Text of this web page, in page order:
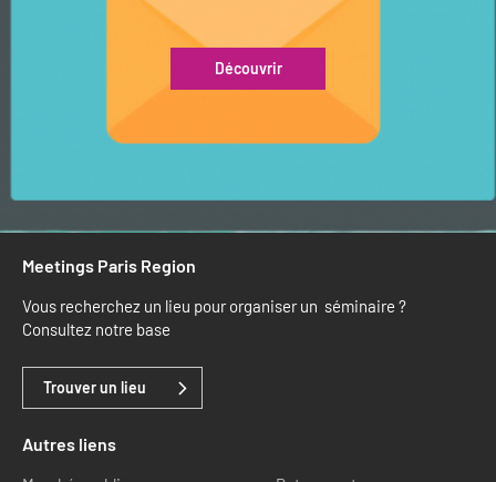
Découvrir
Meetings Paris Region
Vous recherchez un lieu pour organiser un séminaire ?
Consultez notre base
Trouver un lieu
Autres liens